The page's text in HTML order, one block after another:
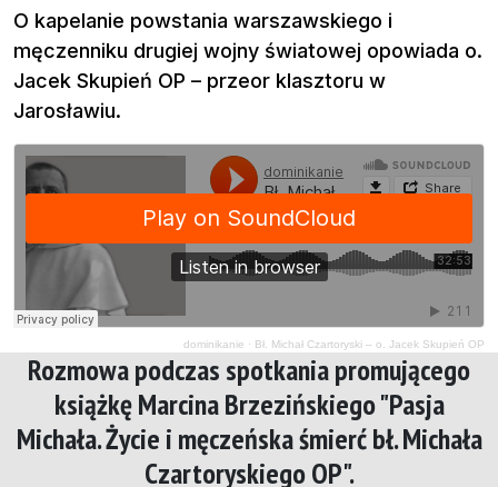
O kapelanie powstania warszawskiego i
męczenniku drugiej wojny światowej opowiada o.
Jacek Skupień OP – przeor klasztoru w
Jarosławiu.
dominikanie · Bł. Michał Czartoryski – o. Jacek Skupień OP
Rozmowa podczas spotkania promującego
książkę Marcina Brzezińskiego "Pasja
Michała. Życie i męczeńska śmierć bł. Michała
Czartoryskiego OP".